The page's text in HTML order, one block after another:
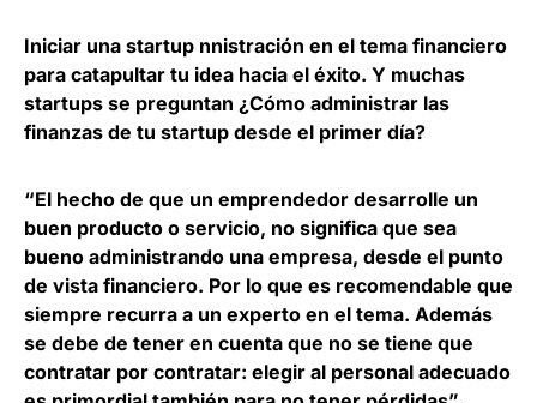
Iniciar una startup nnistración en el tema financiero
para catapultar tu idea hacia el éxito. Y muchas
startups se preguntan ¿Cómo administrar las
finanzas de tu startup desde el primer día?
“El hecho de que un emprendedor desarrolle un
buen producto o servicio, no significa que sea
bueno administrando una empresa, desde el punto
de vista financiero. Por lo que es recomendable que
siempre recurra a un experto en el tema. Además
se debe de tener en cuenta que no se tiene que
contratar por contratar: elegir al personal adecuado